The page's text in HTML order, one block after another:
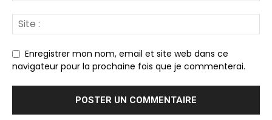
Enregistrer mon nom, email et site web dans ce
navigateur pour la prochaine fois que je commenterai.